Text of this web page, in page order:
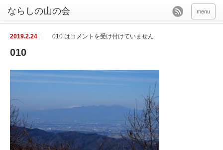
menu
2019.2.24 010 はコメントを受け付けていません
010